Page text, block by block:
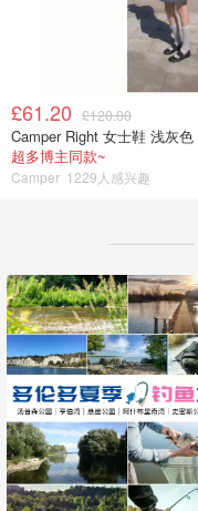
£61.20 £120.00
Camper Right 女士鞋 浅灰色
超多博主同款~
Camper 1229人感兴趣